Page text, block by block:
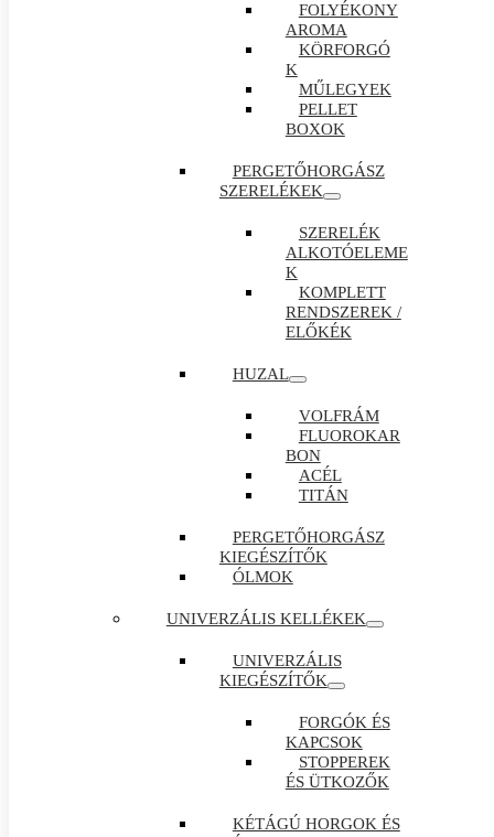
FOLYÉKONY
AROMA
KÖRFORGÓ
K
MŰLEGYEK
PELLET
BOXOK
PERGETŐHORGÁSZ
SZERELÉKEK
SZERELÉK
ALKOTÓELEME
K
KOMPLETT
RENDSZEREK /
ELŐKÉK
HUZAL
VOLFRÁM
FLUOROKAR
BON
ACÉL
TITÁN
PERGETŐHORGÁSZ
KIEGÉSZÍTŐK
ÓLMOK
UNIVERZÁLIS KELLÉKEK
UNIVERZÁLIS
KIEGÉSZÍTŐK
FORGÓK ÉS
KAPCSOK
STOPPEREK
ÉS ÜTKOZŐK
KÉTÁGÚ HORGOK ÉS